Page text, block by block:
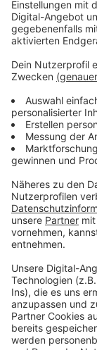
kann die
zugeführt
Anzeige
©Frank
Anzeige
Das will die
erreichen
Anzeige
Wie können